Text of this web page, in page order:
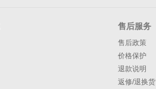
售后服务
售后政策
价格保护
退款说明
返修/退换货